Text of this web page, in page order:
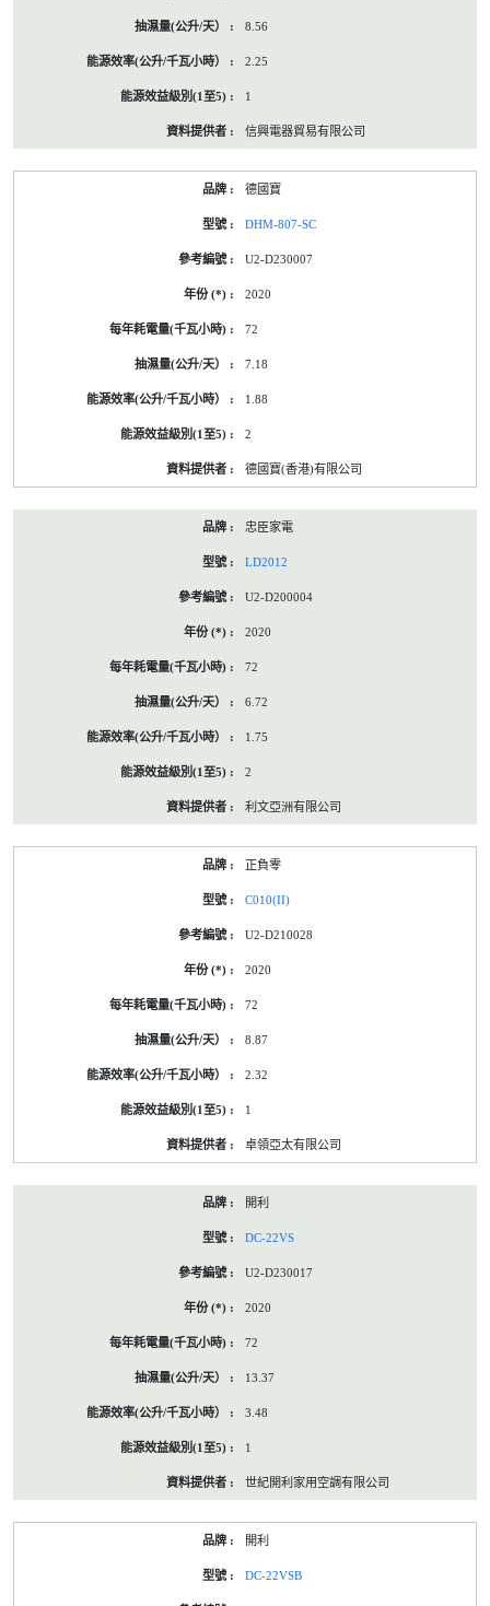
8.56
2.25
1
信興電器貿易有限公司
德國寶
DHM-807-SC
U2-D230007
2020
72
7.18
1.88
2
德國寶(香港)有限公司
忠臣家電
LD2012
U2-D200004
2020
72
6.72
1.75
2
利文亞洲有限公司
正負零
C010(II)
U2-D210028
2020
72
8.87
2.32
1
卓領亞太有限公司
開利
DC-22VS
U2-D230017
2020
72
13.37
3.48
1
世紀開利家用空調有限公司
開利
DC-22VSB